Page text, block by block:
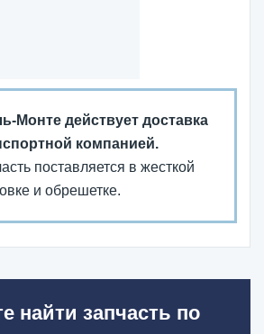
Монте действует доставка
компанией.
поставляется в жесткой
и обрешетке.
найти запчасть по